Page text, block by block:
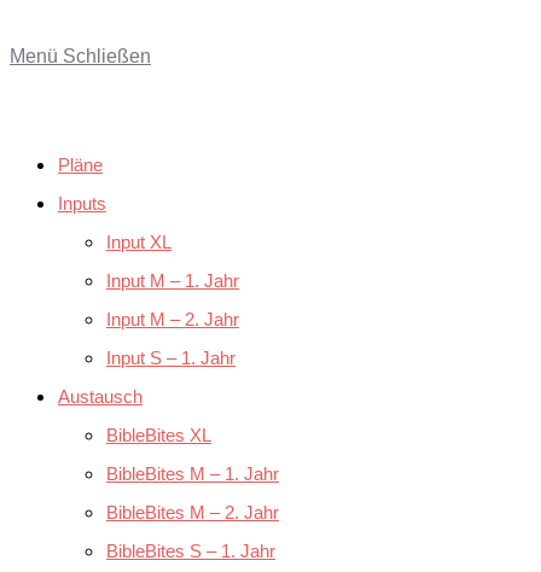
Menü Schließen
Pläne
Inputs
Input XL
Input M – 1. Jahr
Input M – 2. Jahr
Input S – 1. Jahr
Austausch
BibleBites XL
BibleBites M – 1. Jahr
BibleBites M – 2. Jahr
BibleBites S – 1. Jahr